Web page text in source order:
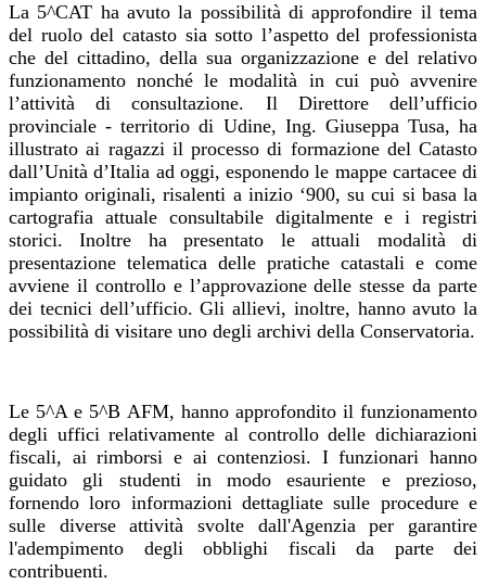
La 5^CAT ha avuto la possibilità di approfondire il tema
del ruolo del catasto sia sotto l’aspetto del professionista
che del cittadino, della sua organizzazione e del relativo
funzionamento nonché le modalità in cui può avvenire
l’attività di consultazione. Il Direttore dell’ufficio
provinciale - territorio di Udine, Ing. Giuseppa Tusa, ha
illustrato ai ragazzi il processo di formazione del Catasto
dall’Unità d’Italia ad oggi, esponendo le mappe cartacee di
impianto originali, risalenti a inizio ‘900, su cui si basa la
cartografia attuale consultabile digitalmente e i registri
storici. Inoltre ha presentato le attuali modalità di
presentazione telematica delle pratiche catastali e come
avviene il controllo e l’approvazione delle stesse da parte
dei tecnici dell’ufficio. Gli allievi, inoltre, hanno avuto la
possibilità di visitare uno degli archivi della Conservatoria.
Le 5^A e 5^B AFM, hanno approfondito il funzionamento
degli uffici relativamente al controllo delle dichiarazioni
fiscali, ai rimborsi e ai contenziosi. I funzionari hanno
guidato gli studenti in modo esauriente e prezioso,
fornendo loro informazioni dettagliate sulle procedure e
sulle diverse attività svolte dall'Agenzia per garantire
l'adempimento degli obblighi fiscali da parte dei
contribuenti.